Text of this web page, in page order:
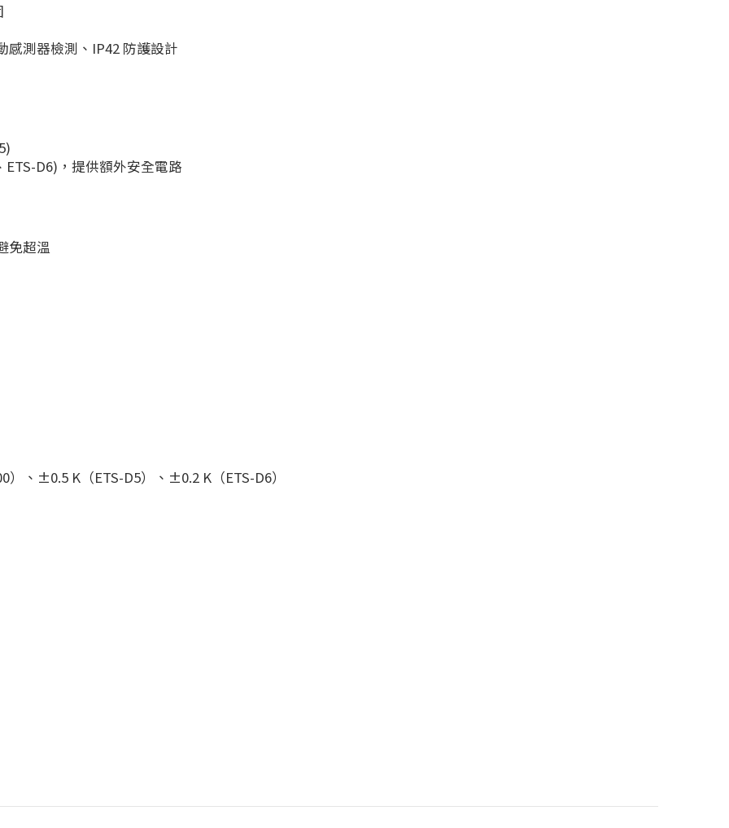
感測器檢測、IP42 防護設計
D6)，提供額外安全電路
免超溫
、±0.5 K（ETS-D5）、±0.2 K（ETS-D6）